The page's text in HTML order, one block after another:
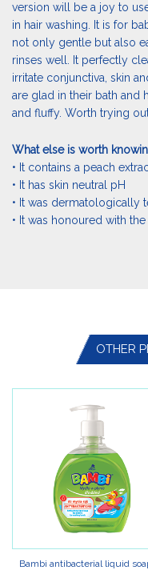
version will be a joy to
in hair washing. It is for
not only gentle but also
rinses well. It perfectly
irritate conjunctiva, skin
are glad in their bath and
and fluffy. Worth trying
What else is worth
• It contains a peach
• It has skin neutral pH
• It was dermatologically
• It was honoured with
OTHER
Bambi antibacterial liquid